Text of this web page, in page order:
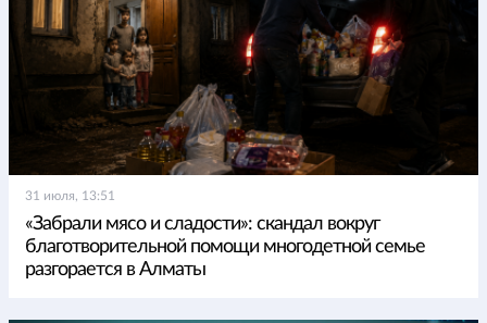
31 июля, 13:51
«Забрали мясо и сладости»: скандал вокруг
благотворительной помощи многодетной семье
разгорается в Алматы